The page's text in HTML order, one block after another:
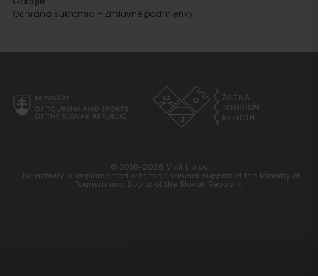
Ochrana súkromia - Zmluvné podmienky
© 2016-2026 Visit Liptov
The activity is implemented with the financial support of the Ministry of
Tourism and Sports of the Slovak Republic.